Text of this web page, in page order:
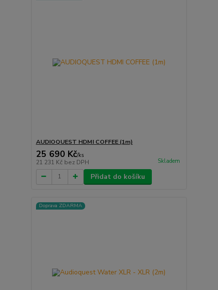
AUDIOQUEST HDMI COFFEE (1m)
25 690 Kč/ks
21 231 Kč bez DPH Skladem
Přidat do košíku
Doprava ZDARMA